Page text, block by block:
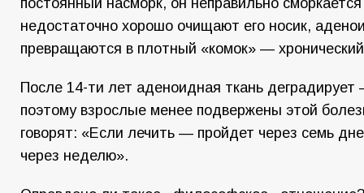
недостаточно хорошо очищают его носик,
превращаются в плотный «комок» —
После 14-ти лет аденоидная ткань деградирует
поэтому взрослые менее подвержены этой
говорят: «Если лечить — пройдет через семь
через неделю».